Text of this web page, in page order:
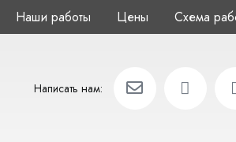
Наши работы Цены Схема
Написать нам: